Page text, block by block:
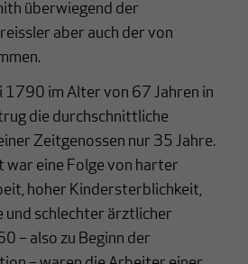
überwiegend der
aber auch der von
1790 im Alter von 67 Jahren in
die durchschnittliche
Zeitgenossen nur 35 Jahre.
war eine Folge von harter
hoher Kindersterblichkeit,
und schlechter ärztlicher
– also zu Beginn der